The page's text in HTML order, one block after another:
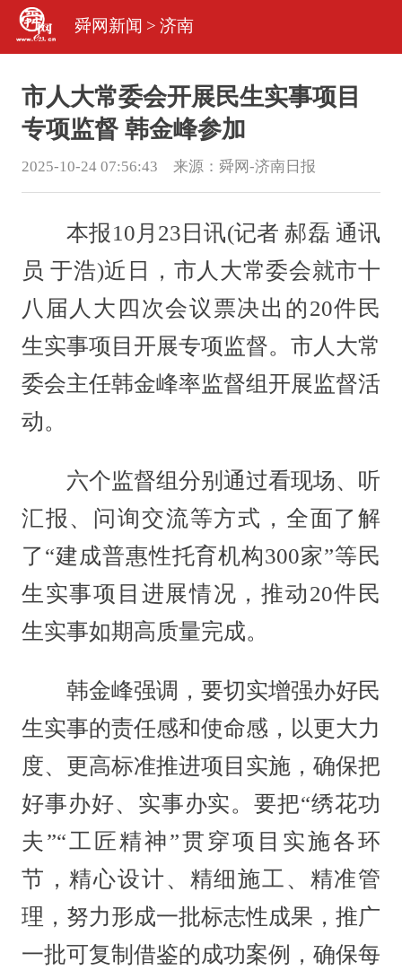
舜网新闻 > 济南
市人大常委会开展民生实事项目
专项监督 韩金峰参加
2025-10-24 07:56:43 来源： 舜网-济南日报
本报10月23日讯(记者 郝磊 通讯
员 于浩)近日，市人大常委会就市十
八届人大四次会议票决出的20件民
生实事项目开展专项监督。市人大常
委会主任韩金峰率监督组开展监督活
动。
六个监督组分别通过看现场、听
汇报、问询交流等方式，全面了解
了“建成普惠性托育机构300家”等民
生实事项目进展情况，推动20件民
生实事如期高质量完成。
韩金峰强调，要切实增强办好民
生实事的责任感和使命感，以更大力
度、更高标准推进项目实施，确保把
好事办好、实事办实。要把“绣花功
夫”“工匠精神”贯穿项目实施各环
节，精心设计、精细施工、精准管
理，努力形成一批标志性成果，推广
一批可复制借鉴的成功案例，确保每